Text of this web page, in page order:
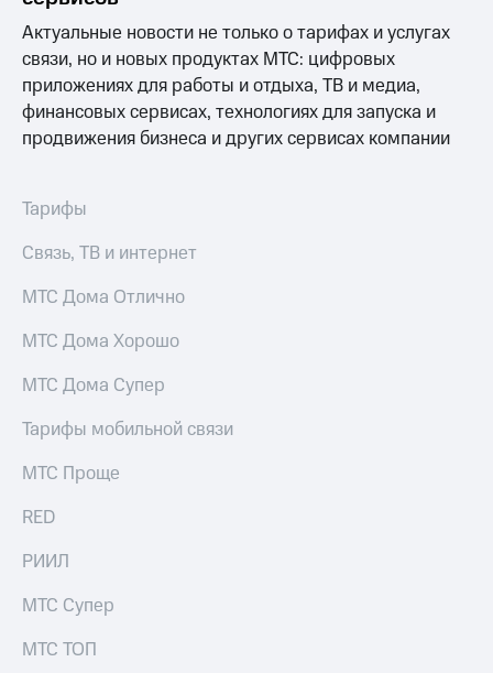
МТС
о технологиях
Достижения
Интервью
Контакты
Новости
в
регионе
и акционерам
Корпоративное
секретарь
ПАО
"МТС"
Собрания
Актуальные новости не только о тарифах и услугах
связи, но и новых продуктах МТС: цифровых
приложениях для работы и отдыха, ТВ и медиа,
финансовых сервисах, технологиях для запуска и
продвижения бизнеса и других сервисах компании
Тарифы
Связь, ТВ и интернет
МТС Дома Отлично
МТС Дома Хорошо
МТС Дома Супер
Тарифы мобильной связи
МТС Проще
RED
РИИЛ
МТС Супер
МТС ТОП